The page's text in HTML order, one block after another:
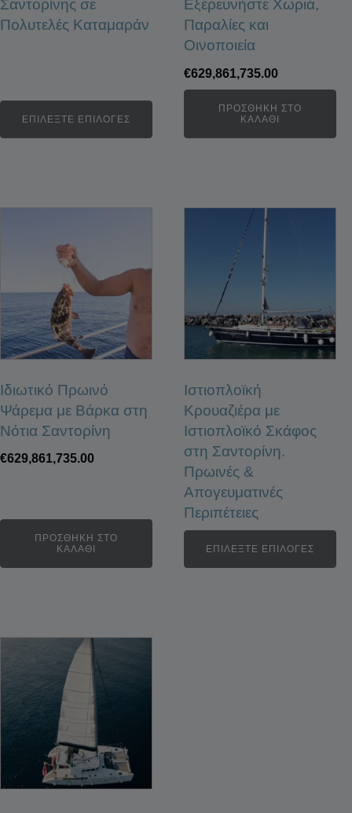
Σαντορίνης σε
Πολυτελές Καταμαράν
ΕΠΙΛΈΞΤΕ ΕΠΙΛΟΓΈΣ
Εξερευνήστε Χωριά,
Παραλίες και
Οινοποιεία
€629,861,735.00
ΠΡΟΣΘΉΚΗ ΣΤΟ
ΚΑΛΆΘΙ
Ιδιωτικό Πρωινό
Ψάρεμα με Βάρκα στη
Νότια Σαντορίνη
€629,861,735.00
ΠΡΟΣΘΉΚΗ ΣΤΟ
ΚΑΛΆΘΙ
Ιστιοπλοϊκή
Κρουαζιέρα με
Ιστιοπλοϊκό Σκάφος
στη Σαντορίνη.
Πρωινές &
Απογευματινές
Περιπέτειες
ΕΠΙΛΈΞΤΕ ΕΠΙΛΟΓΈΣ